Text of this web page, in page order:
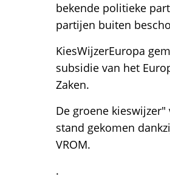
bekende politieke
partijen buiten
KiesWijzerEuropa
subsidie van het
Zaken.
De groene
stand gekomen
VROM.
.